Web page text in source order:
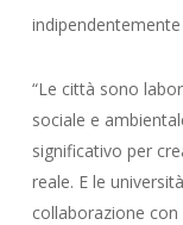
“Le città sono
sociale e
significativo per
reale. E le
collaborazione